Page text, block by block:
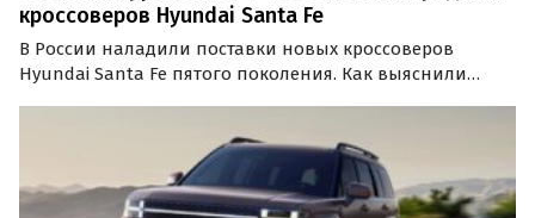
кроссоверов Hyundai Santa Fe
В России наладили поставки новых кроссоверов
Hyundai Santa Fe пятого поколения. Как выяснили
объявлений, где они доступны как из наличия, так и
под заказ по цене от…